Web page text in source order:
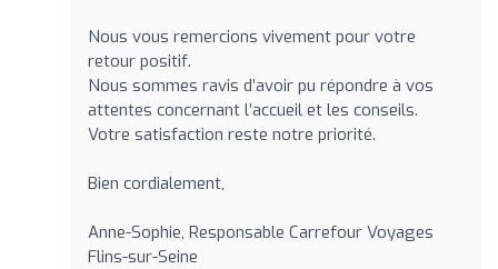
Nous vous remercions vivement pour votre
retour positif.
Nous sommes ravis d’avoir pu répondre à vos
attentes concernant l’accueil et les conseils.
Votre satisfaction reste notre priorité.
Bien cordialement,
Anne-Sophie, Responsable Carrefour Voyages
Flins-sur-Seine